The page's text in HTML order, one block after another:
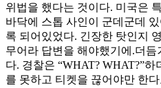
위법을 했다는 것이다. 미국은
바닥에 스톱 사인이 군데군데
록 되어있었다. 긴장한 탓인지
무어라 답변을 해야했기에.더
다. 경찰은 “WHAT? WHAT?”
를 못하고 티켓을 끊어야만 한